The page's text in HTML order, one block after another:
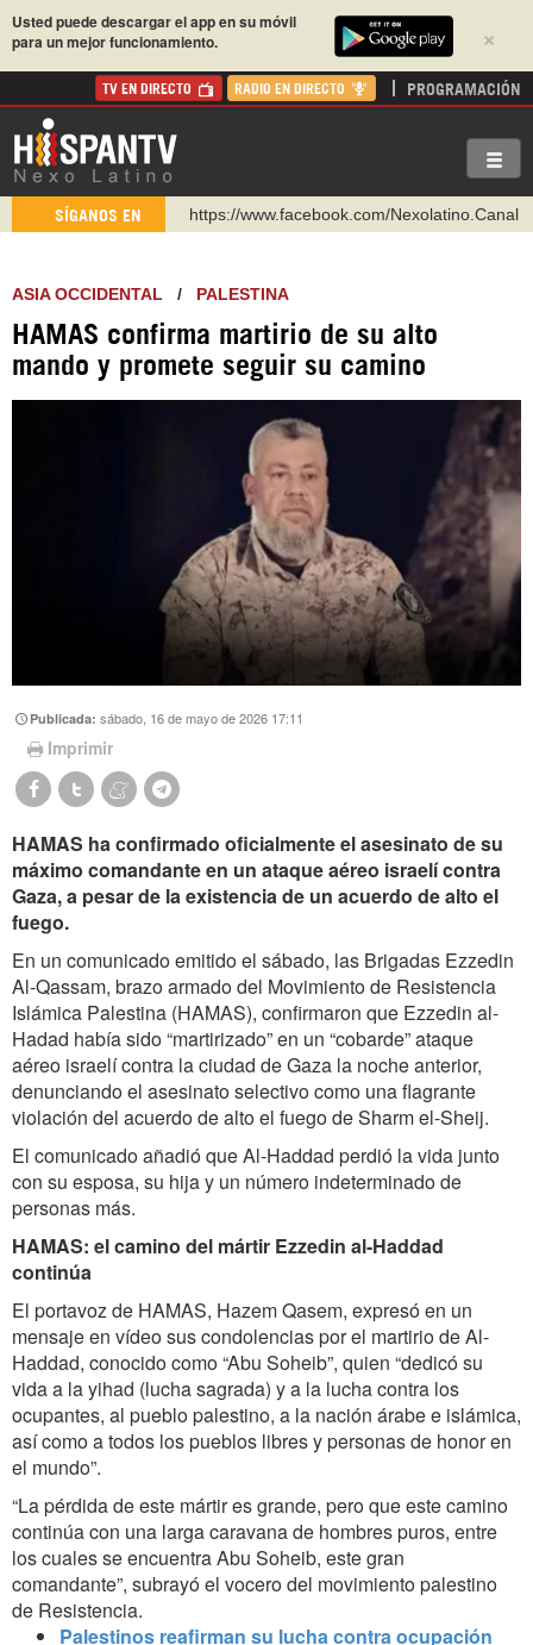
×
Usted puede descargar el app en su móvil
para un mejor funcionamiento.
TV EN DIRECTO RADIO EN DIRECTO PROGRAMACIÓN
SÍGANOS EN
https://www.facebook.com/Nexolatino.Canal
http://twitter.com/nexo_latino
https://t.me/hispantvcanal
https://urmedium.com/c/hispantv
Instagram como: hispan_tv
ASIA OCCIDENTAL / PALESTINA
HAMAS confirma martirio de su alto
mando y promete seguir su camino
Publicada:sábado, 16 de mayo de 2026 17:11
Imprimir
HAMAS ha confirmado oficialmente el asesinato de su
máximo comandante en un ataque aéreo israelí contra
Gaza, a pesar de la existencia de un acuerdo de alto el
fuego.
En un comunicado emitido el sábado, las Brigadas Ezzedin
Al-Qassam, brazo armado del Movimiento de Resistencia
Islámica Palestina (HAMAS), confirmaron que Ezzedin al-
Hadad había sido “martirizado” en un “cobarde” ataque
aéreo israelí contra la ciudad de Gaza la noche anterior,
denunciando el asesinato selectivo como una flagrante
violación del acuerdo de alto el fuego de Sharm el-Sheij.
El comunicado añadió que Al-Haddad perdió la vida junto
con su esposa, su hija y un número indeterminado de
personas más.
HAMAS: el camino del mártir Ezzedin al-Haddad
continúa
El portavoz de HAMAS, Hazem Qasem, expresó en un
mensaje en vídeo sus condolencias por el martirio de Al-
Haddad, conocido como “Abu Soheib”, quien “dedicó su
vida a la yihad (lucha sagrada) y a la lucha contra los
ocupantes, al pueblo palestino, a la nación árabe e islámica,
así como a todos los pueblos libres y personas de honor en
el mundo”.
“La pérdida de este mártir es grande, pero que este camino
continúa con una larga caravana de hombres puros, entre
los cuales se encuentra Abu Soheib, este gran
comandante”, subrayó el vocero del movimiento palestino
de Resistencia.
Palestinos reafirman su lucha contra ocupación